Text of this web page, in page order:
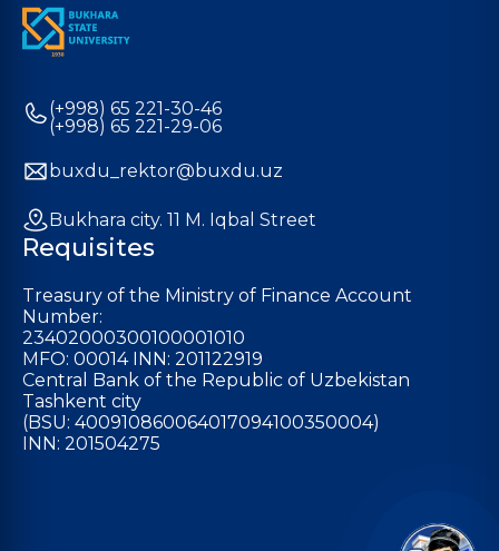
(+998) 65 221-30-46
(+998) 65 221-29-06
buxdu_rektor@buxdu.uz
Bukhara city. 11 M. Iqbal Street
Requisites
Treasury of the Ministry of Finance Account
Number:
23402000300100001010
MFO: 00014 INN: 201122919
Central Bank of the Republic of Uzbekistan
Tashkent city
(BSU: 400910860064017094100350004)
INN: 201504275